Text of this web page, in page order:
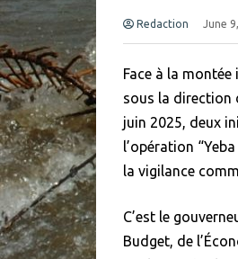
Redaction June
Face à la
sous la direction
juin 2025, deux
l’opération
la vigilance
C’est le
Budget, de